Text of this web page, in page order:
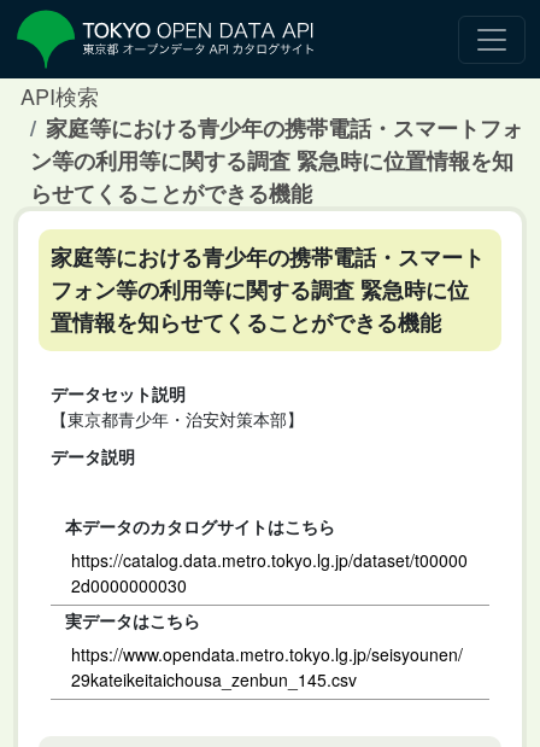
API検索
家庭等における青少年の携帯電話・スマートフォ
ン等の利用等に関する調査 緊急時に位置情報を知
らせてくることができる機能
家庭等における青少年の携帯電話・スマート
フォン等の利用等に関する調査 緊急時に位
置情報を知らせてくることができる機能
データセット説明
【東京都青少年・治安対策本部】
データ説明
本データのカタログサイトはこちら
https://catalog.data.metro.tokyo.lg.jp/dataset/t00000
2d0000000030
実データはこちら
https://www.opendata.metro.tokyo.lg.jp/seisyounen/
29kateikeitaichousa_zenbun_145.csv